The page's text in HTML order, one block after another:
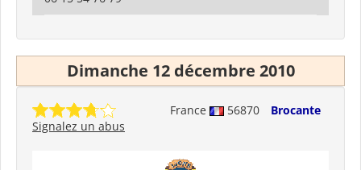
Dimanche 12 décembre 2010
France 56870
Brocante
Signalez un abus